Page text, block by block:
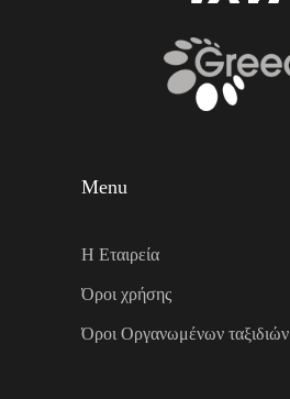
Menu
Η Εταιρεία
Όροι χρήσης
Όροι Οργανωμένων ταξιδιών